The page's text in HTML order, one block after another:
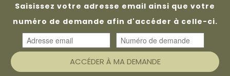
Saisissez votre adresse email ainsi que votre
numéro de demande afin d'accéder à celle-ci.
ACCÉDER À MA DEMANDE